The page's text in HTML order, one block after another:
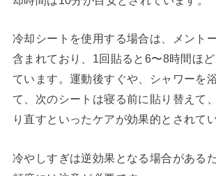
冷却シートを使用する場合は、メント
含まれており、1回貼ると6〜8時間ほ
ています。運動後すぐや、シャワーを
て、次のシートは寝る前に貼り替えて
り直すといったケアが効果的とされてい
冷やしすぎは逆効果となる場合がある